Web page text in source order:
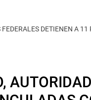
FEDERALES DETIENEN A